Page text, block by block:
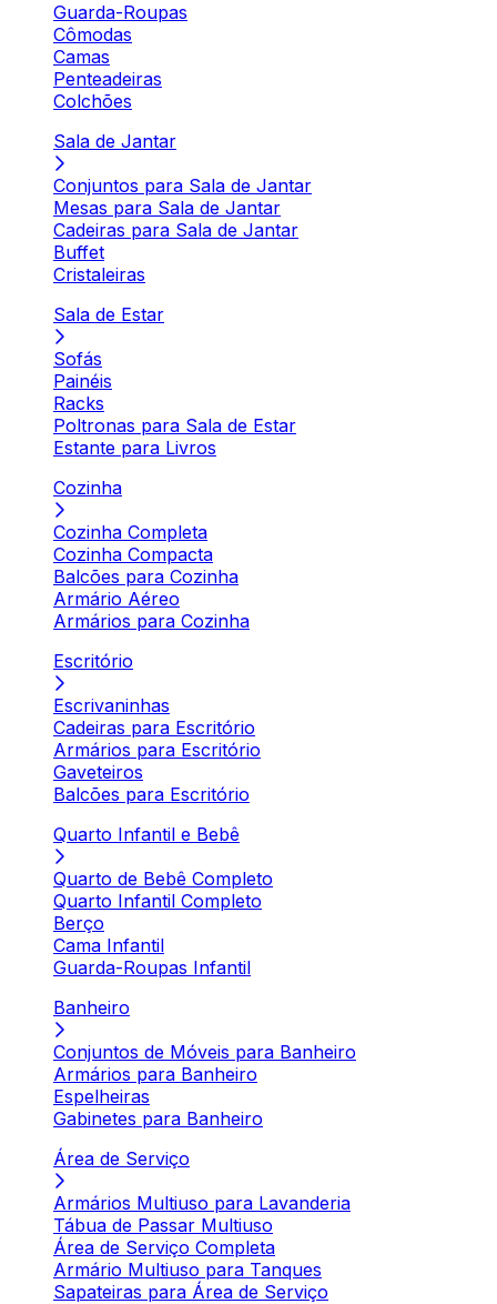
Guarda-Roupas
Cômodas
Camas
Penteadeiras
Colchões
Sala de Jantar
Conjuntos para Sala de Jantar
Mesas para Sala de Jantar
Cadeiras para Sala de Jantar
Buffet
Cristaleiras
Sala de Estar
Sofás
Painéis
Racks
Poltronas para Sala de Estar
Estante para Livros
Cozinha
Cozinha Completa
Cozinha Compacta
Balcões para Cozinha
Armário Aéreo
Armários para Cozinha
Escritório
Escrivaninhas
Cadeiras para Escritório
Armários para Escritório
Gaveteiros
Balcões para Escritório
Quarto Infantil e Bebê
Quarto de Bebê Completo
Quarto Infantil Completo
Berço
Cama Infantil
Guarda-Roupas Infantil
Banheiro
Conjuntos de Móveis para Banheiro
Armários para Banheiro
Espelheiras
Gabinetes para Banheiro
Área de Serviço
Armários Multiuso para Lavanderia
Tábua de Passar Multiuso
Área de Serviço Completa
Armário Multiuso para Tanques
Sapateiras para Área de Serviço